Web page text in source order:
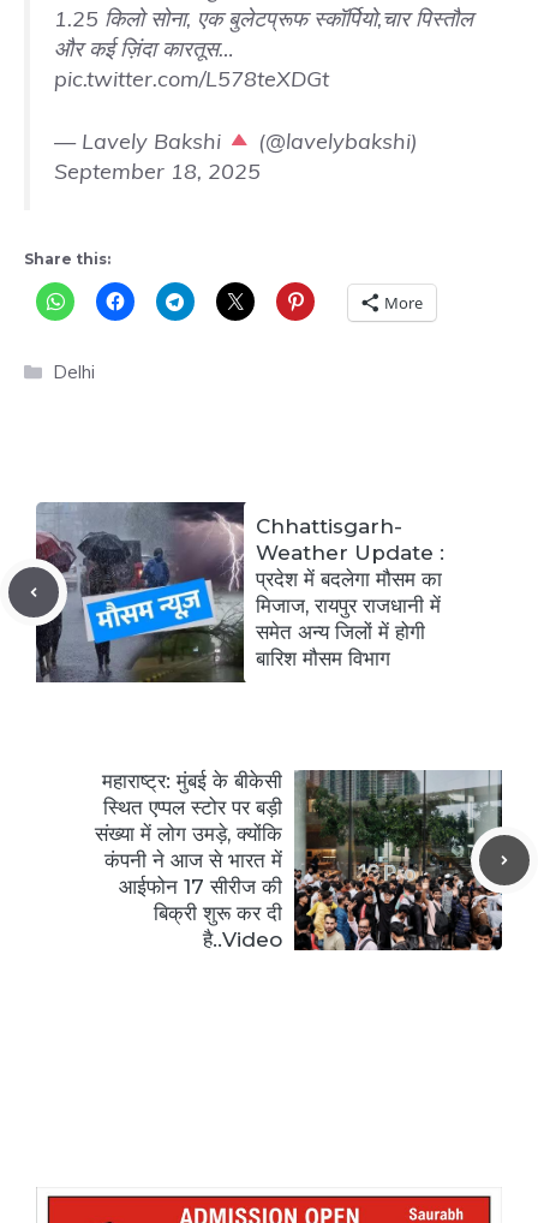
1.25 किलो सोना, एक बुलेटप्रूफ स्कॉर्पियो,चार पिस्तौल
और कई ज़िंदा कारतूस…
pic.twitter.com/L578teXDGt
— Lavely Bakshi
(@lavelybakshi)
September 18, 2025
Share this:
More
Categories
Delhi
Chhattisgarh-
Weather Update :
प्रदेश में बदलेगा मौसम का
मिजाज, रायपुर राजधानी में
समेत अन्य जिलों में होगी
बारिश मौसम विभाग
महाराष्ट्र: मुंबई के बीकेसी
स्थित एप्पल स्टोर पर बड़ी
संख्या में लोग उमड़े, क्योंकि
कंपनी ने आज से भारत में
आईफोन 17 सीरीज की
बिक्री शुरू कर दी
है..Video